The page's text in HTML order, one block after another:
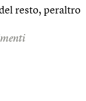
resto, peraltro